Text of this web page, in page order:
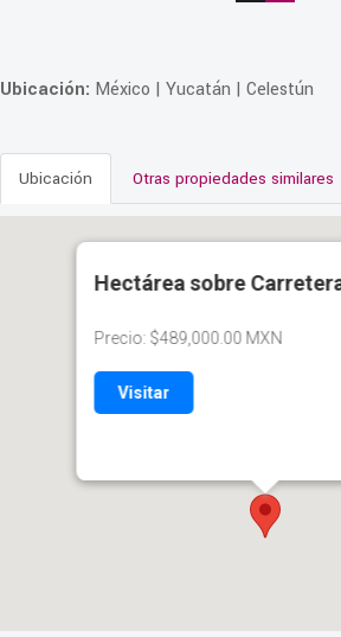
Ubicación: México | Yucatán | Celestún
Ubicación Otras propiedades similares
Hectárea sobre
Precio: $489,000.00 MXN
Visitar